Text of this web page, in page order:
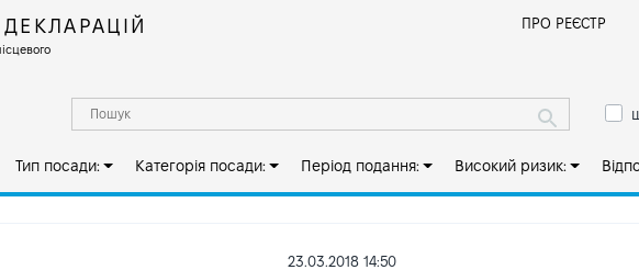
ПРО РЕЄСТР
Тип посади: Категорія посади: Період подання: Високий ризик:
23.03.2018 14:50